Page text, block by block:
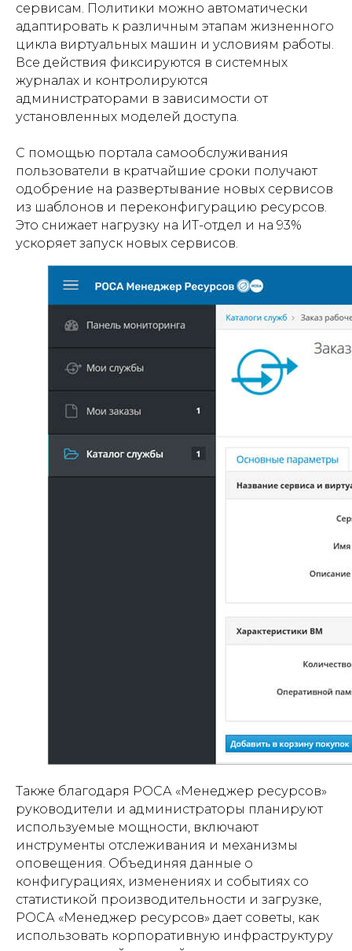
сервисам. Политики можно автоматически
адаптировать к различным этапам жизненного
цикла виртуальных машин и условиям работы.
Все действия фиксируются в системных
журналах и контролируются
администраторами в зависимости от
установленных моделей доступа.
С помощью портала самообслуживания
пользователи в кратчайшие сроки получают
одобрение на развертывание новых сервисов
из шаблонов и переконфигурацию ресурсов.
Это снижает нагрузку на ИТ-отдел и на 93%
ускоряет запуск новых сервисов.
Также благодаря РОСА «Менеджер ресурсов»
руководители и администраторы планируют
используемые мощности, включают
инструменты отслеживания и механизмы
оповещения. Объединяя данные о
конфигурациях, изменениях и событиях со
статистикой производительности и загрузке,
РОСА «Менеджер ресурсов» дает советы, как
использовать корпоративную инфраструктуру